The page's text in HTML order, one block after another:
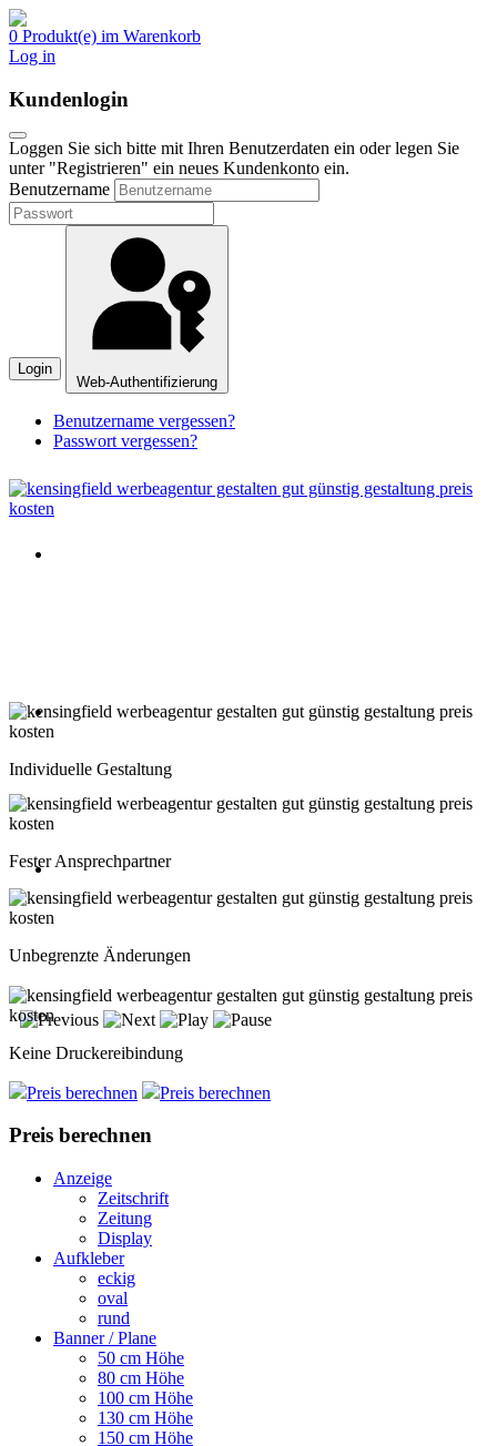
0 Produkt(e) im Warenkorb
Log in
Kundenlogin
Loggen Sie sich bitte mit Ihren Benutzerdaten ein oder legen Sie
unter "Registrieren" ein neues Kundenkonto ein.
Benutzername
Login
Web-Authentifizierung
Benutzername vergessen?
Passwort vergessen?
Beratung oder Rückruf anfordern
Schweiz: 043 508 66 63
Montag-Freitag 10:00-18:00 Uhr
Beratung oder Rückruf anfordern
Montag-Freitag 10:00-18:00 Uhr
Individuelle Gestaltung
Fester Ansprechpartner
Unbegrenzte Änderungen
Keine Druckereibindung
Preis berechnen Preis berechnen
Preis berechnen
Anzeige
Zeitschrift
Zeitung
Display
Aufkleber
eckig
oval
rund
Banner / Plane
50 cm Höhe
80 cm Höhe
100 cm Höhe
130 cm Höhe
150 cm Höhe